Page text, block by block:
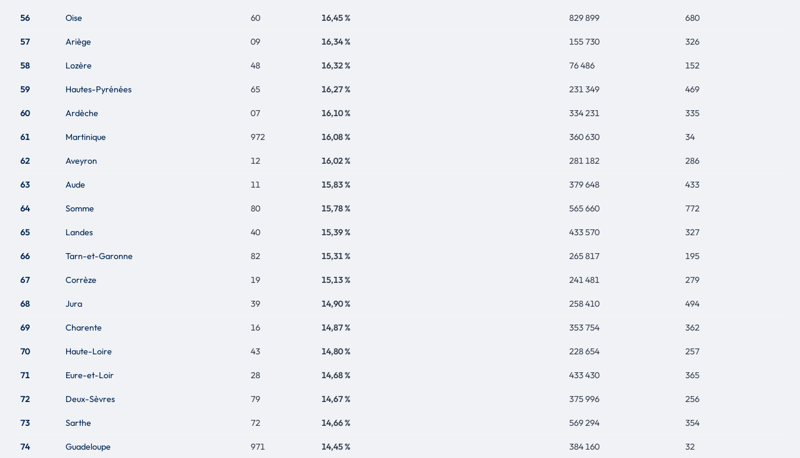
56 Oise 60 16,45 % 829 899 680
57 Ariège 09 16,34 % 155 730 326
58 Lozère 48 16,32 % 76 486 152
59 Hautes-Pyrénées 65 16,27 % 231 349 469
60 Ardèche 07 16,10 % 334 231 335
61 Martinique 972 16,08 % 360 630 34
62 Aveyron 12 16,02 % 281 182 286
63 Aude 11 15,83 % 379 648 433
64 Somme 80 15,78 % 565 660 772
65 Landes 40 15,39 % 433 570 327
66 Tarn-et-Garonne 82 15,31 % 265 817 195
67 Corrèze 19 15,13 % 241 481 279
68 Jura 39 14,90 % 258 410 494
69 Charente 16 14,87 % 353 754 362
70 Haute-Loire 43 14,80 % 228 654 257
71 Eure-et-Loir 28 14,68 % 433 430 365
72 Deux-Sèvres 79 14,67 % 375 996 256
73 Sarthe 72 14,66 % 569 294 354
74 Guadeloupe 971 14,45 % 384 160 32